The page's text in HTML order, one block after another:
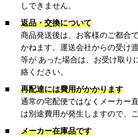
しできません。
■
返品・交換について
商品発送後は、お客様のご都合
かねます。運送会社からの受け
等が あった場合は、お受け取り
絡ください。
■
再配達には費用がかかります
通常の宅配便ではなくメーカー
は別途費用が発生しますので、
■
メーカー在庫品です